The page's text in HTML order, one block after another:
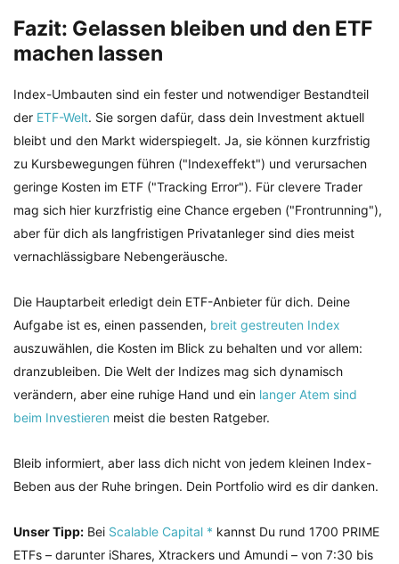
Fazit: Gelassen bleiben und den ETF
machen lassen
Index-Umbauten sind ein fester und notwendiger Bestandteil
der ETF-Welt. Sie sorgen dafür, dass dein Investment aktuell
bleibt und den Markt widerspiegelt. Ja, sie können kurzfristig
zu Kursbewegungen führen ("Indexeffekt") und verursachen
geringe Kosten im ETF ("Tracking Error"). Für clevere Trader
mag sich hier kurzfristig eine Chance ergeben ("Frontrunning"),
aber für dich als langfristigen Privatanleger sind dies meist
vernachlässigbare Nebengeräusche.
Die Hauptarbeit erledigt dein ETF-Anbieter für dich. Deine
Aufgabe ist es, einen passenden, breit gestreuten Index
auszuwählen, die Kosten im Blick zu behalten und vor allem:
dranzubleiben. Die Welt der Indizes mag sich dynamisch
verändern, aber eine ruhige Hand und ein langer Atem sind
beim Investieren meist die besten Ratgeber.
Bleib informiert, aber lass dich nicht von jedem kleinen Index-
Beben aus der Ruhe bringen. Dein Portfolio wird es dir danken.
Unser Tipp: Bei Scalable Capital * kannst Du rund 1700 PRIME
ETFs – darunter iShares, Xtrackers und Amundi – von 7:30 bis